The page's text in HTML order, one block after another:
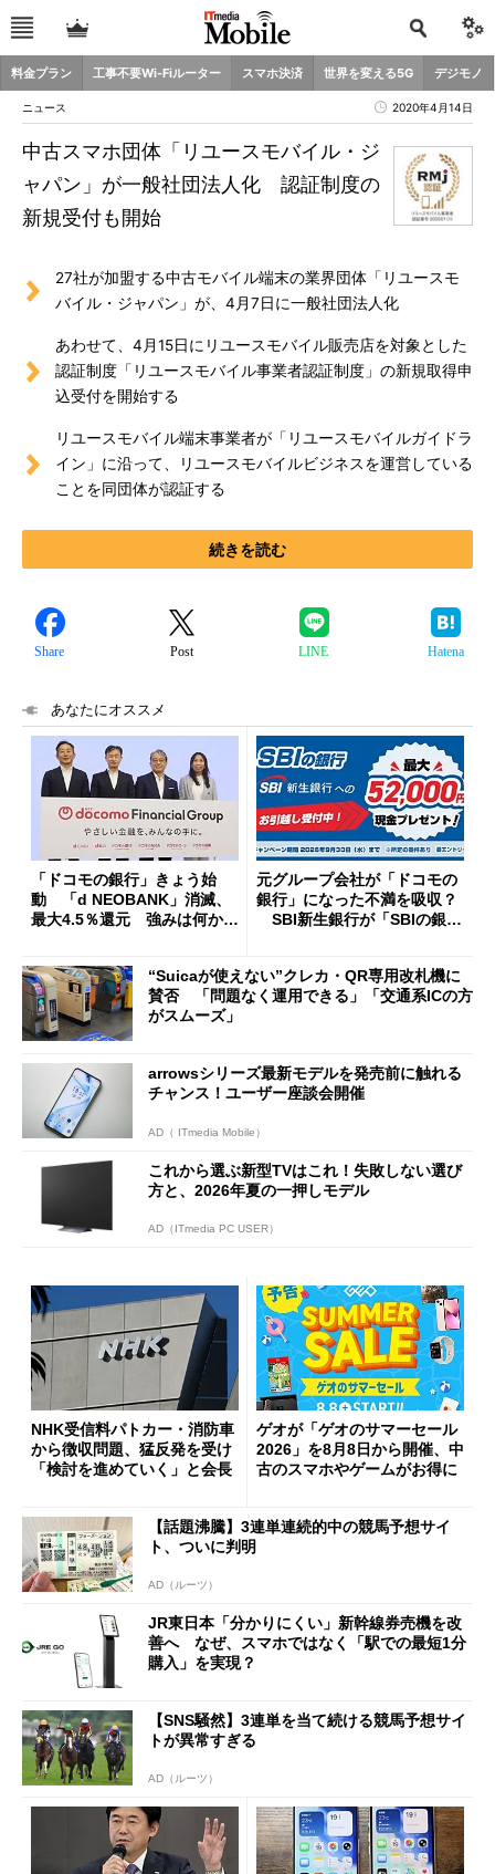
料金プラン 工事不要Wi-Fiルーター スマホ決済 世界を変える5G デジモノ
ニュース 2020年4月14日
中古スマホ団体「リユースモバイル・ジ
ャパン」が一般社団法人化 認証制度の
新規受付も開始
27社が加盟する中古モバイル端末の業界団体「リユースモ
バイル・ジャパン」が、4月7日に一般社団法人化
あわせて、4月15日にリユースモバイル販売店を対象とした
認証制度「リユースモバイル事業者認証制度」の新規取得申
込受付を開始する
リユースモバイル端末事業者が「リユースモバイルガイドラ
イン」に沿って、リユースモバイルビジネスを運営している
ことを同団体が認証する
続きを読む
Share Post LINE Hatena
あなたにオススメ
「ドコモの銀行」きょう始
動 「d NEOBANK」消滅、
最大4.5％還元 強みは何か解
元グループ会社が「ドコモの
銀行」になった不満を吸収？
SBI新生銀行が「SBIの銀
開催
“Suicaが使えない”クレカ・QR専用改札機に
賛否 「問題なく運用できる」「交通系ICの方
がスムーズ」
arrowsシリーズ最新モデルを発売前に触れる
チャンス！ユーザー座談会開催
AD（ ITmedia Mobile）
これから選ぶ新型TVはこれ！失敗しない選び
方と、2026年夏の一押しモデル
AD（ITmedia PC USER）
NHK受信料パトカー・消防車
から徴収問題、猛反発を受け
「検討を進めていく」と会長
ゲオが「ゲオのサマーセール
2026」を8月8日から開催、中
古のスマホやゲームがお得に
【話題沸騰】3連単連続的中の競馬予想サイ
ト、ついに判明
AD（ルーツ）
JR東日本「分かりにくい」新幹線券売機を改
善へ なぜ、スマホではなく「駅での最短1分
購入」を実現？
【SNS騒然】3連単を当て続ける競馬予想サイ
トが異常すぎる
AD（ルーツ）